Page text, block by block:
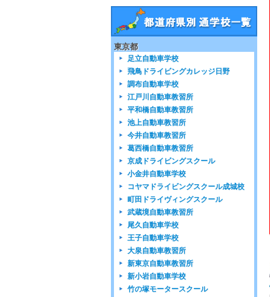
東京都
足立自動車学校
飛鳥ドライビングカレッジ日野
調布自動車学校
江戸川自動車教習所
平和橋自動車教習所
池上自動車教習所
今井自動車教習所
葛西橋自動車教習所
京成ドライビングスクール
小金井自動車学校
コヤマドライビングスクール成城校
町田ドライヴィングスクール
武蔵境自動車教習所
尾久自動車学校
王子自動車学校
大泉自動車教習所
新東京自動車教習所
新小岩自動車学校
竹の塚モータースクール